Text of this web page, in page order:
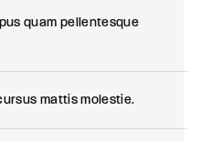
quam pellentesque
mattis molestie.